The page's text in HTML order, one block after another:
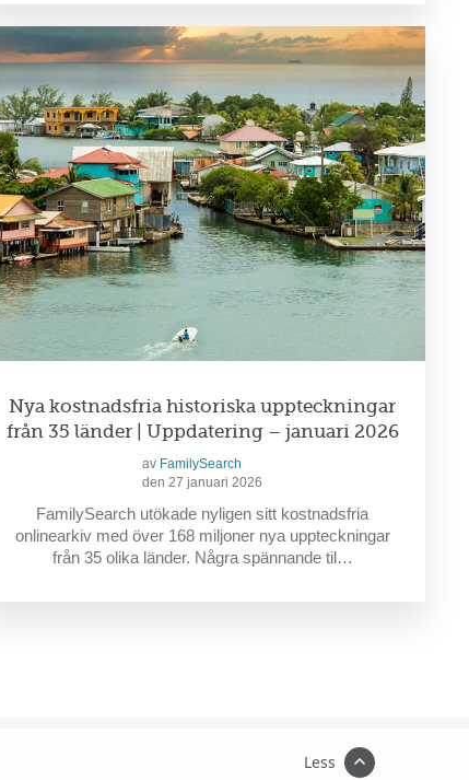
Nya kostnadsfria historiska uppteckningar
från 35 länder | Uppdatering – januari 2026
av FamilySearch
den 27 januari 2026
FamilySearch utökade nyligen sitt kostnadsfria
onlinearkiv med över 168 miljoner nya uppteckningar
från 35 olika länder. Några spännande til…